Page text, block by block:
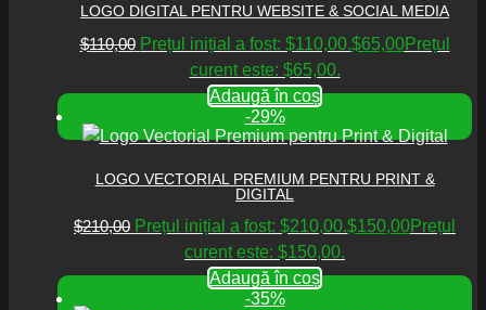
LOGO DIGITAL PENTRU WEBSITE & SOCIAL MEDIA
$110,00 Prețul inițial a fost: $110,00.$65,00Prețul
curent este: $65,00.
Adaugă în coș
-29%
LOGO VECTORIAL PREMIUM PENTRU PRINT &
DIGITAL
$210,00 Prețul inițial a fost: $210,00.$150,00Prețul
curent este: $150,00.
Adaugă în coș
-35%